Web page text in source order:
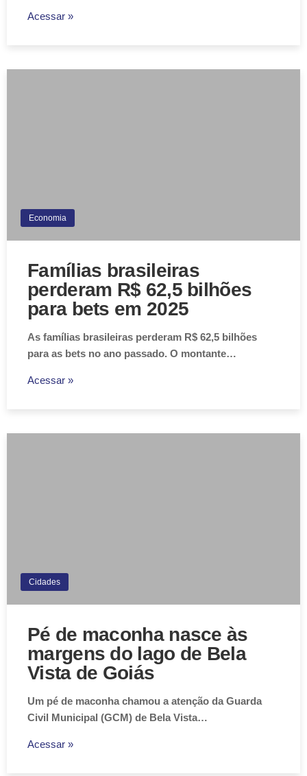
Acessar »
Economia
Famílias brasileiras
perderam R$ 62,5 bilhões
para bets em 2025
As famílias brasileiras perderam R$ 62,5 bilhões
para as bets no ano passado. O montante…
Acessar »
Cidades
Pé de maconha nasce às
margens do lago de Bela
Vista de Goiás
Um pé de maconha chamou a atenção da Guarda
Civil Municipal (GCM) de Bela Vista…
Acessar »